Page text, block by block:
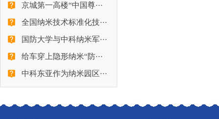
京城第一高楼“中国尊···
全国纳米技术标准化技···
国防大学与中科纳米军···
给车穿上隐形纳米“防···
中科东亚作为纳米园区···